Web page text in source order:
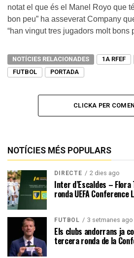
notat el que és el Manel Royo que
bon peu” ha asseverat Company
“han vingut tres jugadors molt bons
NOTÍCIES RELACIONADES 1A RFEF
FUTBOL
PORTADA
CLICKA PER
NOTÍCIES MÉS POPULARS
DIRECTE 2 dies ago
Inter d’Escaldes –
ronda UEFA Conference
FUTBOL 3 setmanes ago
Els clubs andorrans ja
tercera ronda de la